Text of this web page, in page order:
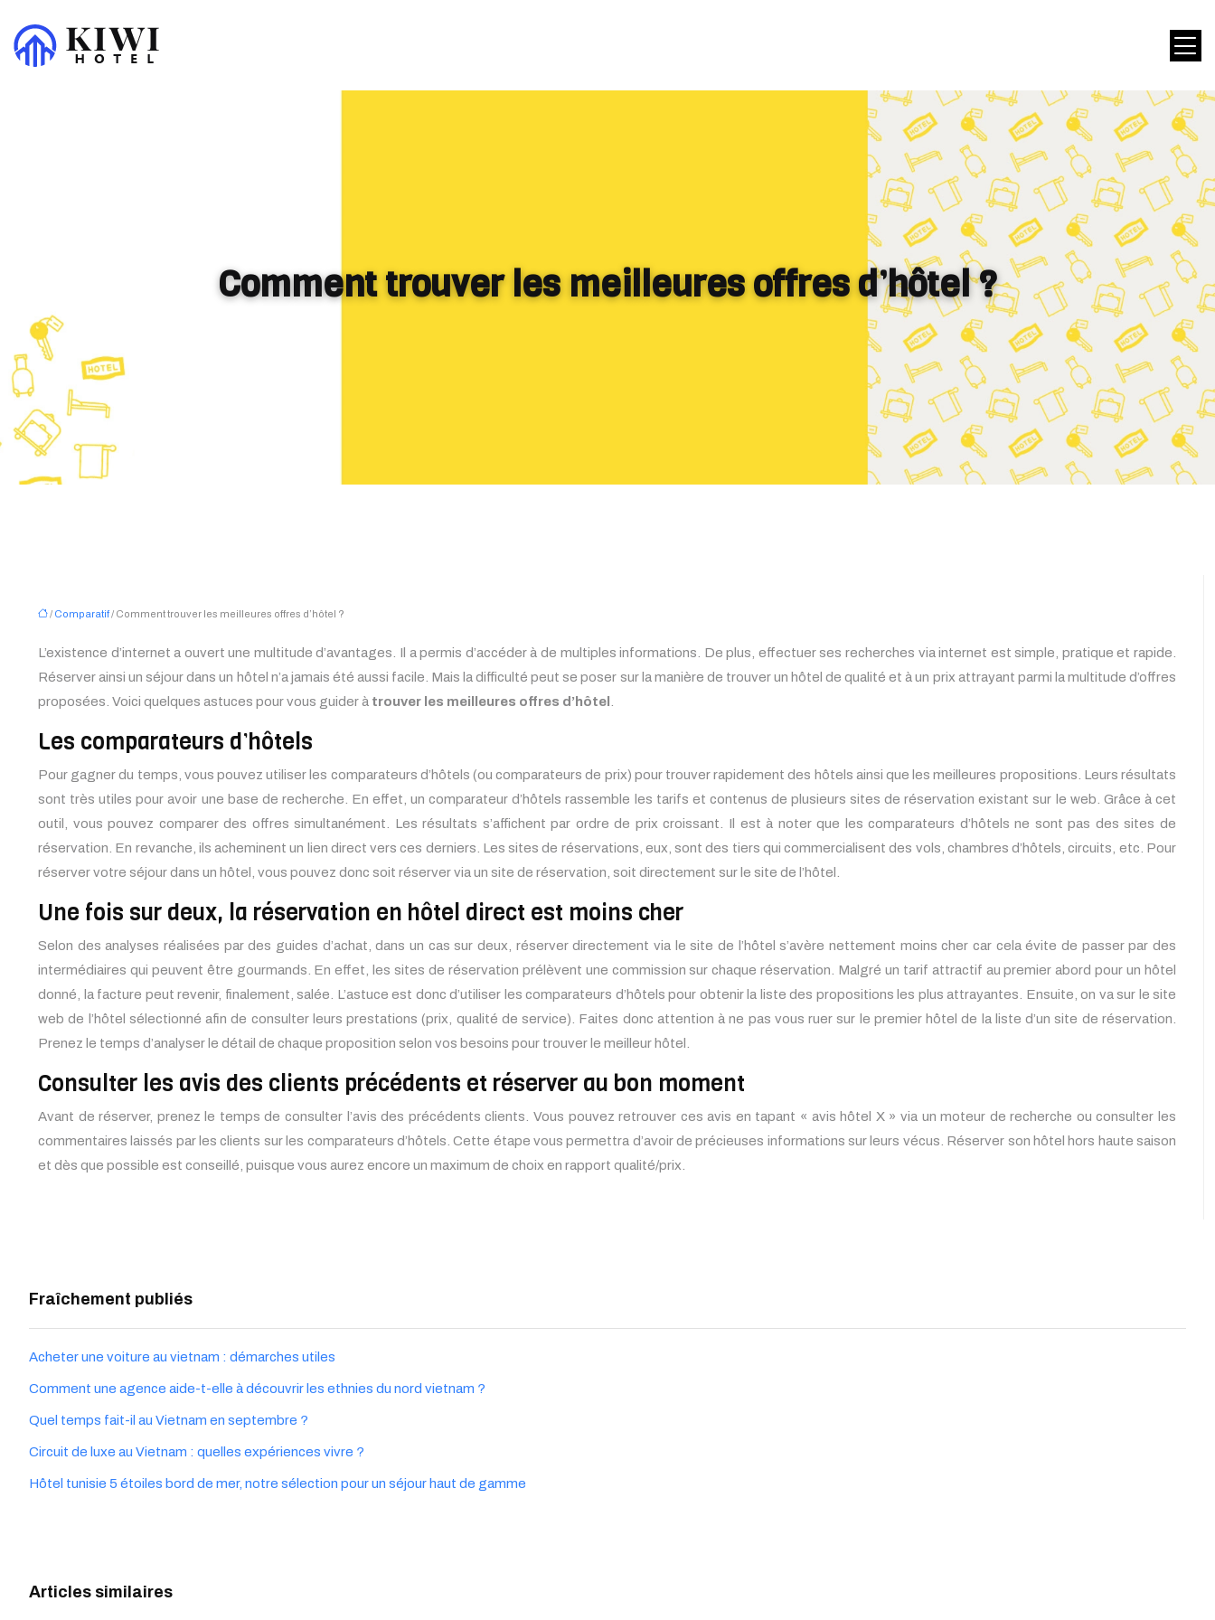
Comment trouver les meilleures offres d’hôtel ?
/ Comparatif/ Comment trouver les meilleures offres d’hôtel ?
L’existence d’internet a ouvert une multitude d’avantages. Il a permis d’accéder à de multiples informations. De plus, effectuer ses recherches via internet est simple, pratique et rapide.
Réserver ainsi un séjour dans un hôtel n’a jamais été aussi facile. Mais la difficulté peut se poser sur la manière de trouver un hôtel de qualité et à un prix attrayant parmi la multitude d’offres
proposées. Voici quelques astuces pour vous guider à trouver les meilleures offres d’hôtel
Les comparateurs d’hôtels
Pour gagner du temps, vous pouvez utiliser les comparateurs d’hôtels (ou comparateurs de prix) pour trouver rapidement des hôtels ainsi que les meilleures propositions. Leurs résultats
sont très utiles pour avoir une base de recherche. En effet, un comparateur d’hôtels rassemble les tarifs et contenus de plusieurs sites de réservation existant sur le web. Grâce à cet
outil, vous pouvez comparer des offres simultanément. Les résultats s’affichent par ordre de prix croissant. Il est à noter que les comparateurs d’hôtels ne sont pas des sites de
réservation. En revanche, ils acheminent un lien direct vers ces derniers. Les sites de réservations, eux, sont des tiers qui commercialisent des vols, chambres d’hôtels, circuits, etc. Pour
réserver votre séjour dans un hôtel, vous pouvez donc soit réserver via un site de réservation, soit directement sur le site de l’hôtel.
Une fois sur deux, la réservation en hôtel direct est moins cher
Selon des analyses réalisées par des guides d’achat, dans un cas sur deux, réserver directement via le site de l’hôtel s’avère nettement moins cher car cela évite de passer par des
intermédiaires qui peuvent être gourmands. En effet, les sites de réservation prélèvent une commission sur chaque réservation. Malgré un tarif attractif au premier abord pour un hôtel
donné, la facture peut revenir, finalement, salée. L’astuce est donc d’utiliser les comparateurs d’hôtels pour obtenir la liste des propositions les plus attrayantes. Ensuite, on va sur le site
web de l’hôtel sélectionné afin de consulter leurs prestations (prix, qualité de service). Faites donc attention à ne pas vous ruer sur le premier hôtel de la liste d’un site de réservation.
Prenez le temps d’analyser le détail de chaque proposition selon vos besoins pour trouver le meilleur hôtel.
Consulter les avis des clients précédents et réserver au bon moment
Avant de réserver, prenez le temps de consulter l’avis des précédents clients. Vous pouvez retrouver ces avis en tapant « avis hôtel X » via un moteur de recherche ou consulter les
commentaires laissés par les clients sur les comparateurs d’hôtels. Cette étape vous permettra d’avoir de précieuses informations sur leurs vécus. Réserver son hôtel hors haute saison
et dès que possible est conseillé, puisque vous aurez encore un maximum de choix en rapport qualité/prix.
Fraîchement publiés
Acheter une voiture au vietnam : démarches utiles
Comment une agence aide-t-elle à découvrir les ethnies du nord vietnam ?
Quel temps fait-il au Vietnam en septembre ?
Circuit de luxe au Vietnam : quelles expériences vivre ?
Hôtel tunisie 5 étoiles bord de mer, notre sélection pour un séjour haut de gamme
Articles similaires